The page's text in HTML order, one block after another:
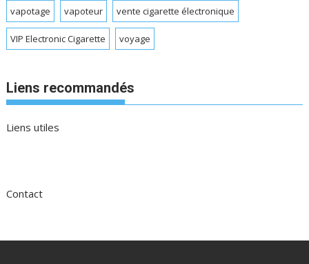
vapotage vapoteur vente cigarette électronique
VIP Electronic Cigarette voyage
Liens recommandés
Liens utiles
Contact